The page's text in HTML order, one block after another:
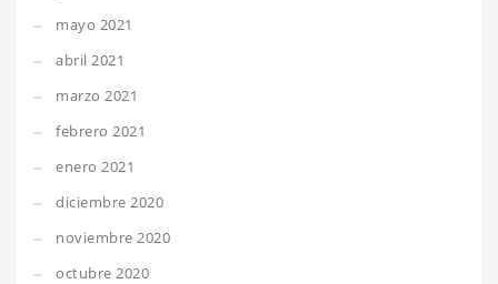
mayo 2021
abril 2021
marzo 2021
febrero 2021
enero 2021
diciembre 2020
noviembre 2020
octubre 2020